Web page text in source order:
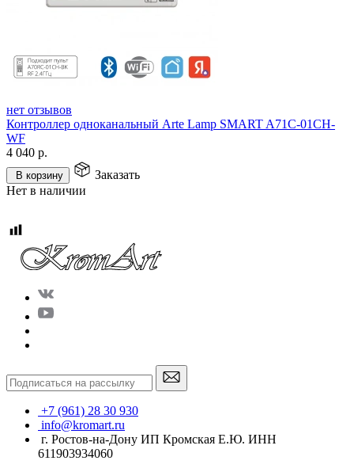
нет отзывов
Контроллер одноканальный Arte Lamp SMART A71C-01CH-
WF
4 040 р.
В корзину
Заказать
Нет в наличии
+7 (961) 28 30 930
info@kromart.ru
г. Ростов-на-Дону ИП Кромская Е.Ю. ИНН
611903934060